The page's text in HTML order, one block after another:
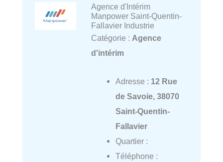
Agence d'Intérim
Manpower Saint-Quentin-
Fallavier Industrie
Catégorie : Agence
d'intérim
Adresse : 12 Rue
de Savoie, 38070
Saint-Quentin-
Fallavier
Quartier :
Téléphone :